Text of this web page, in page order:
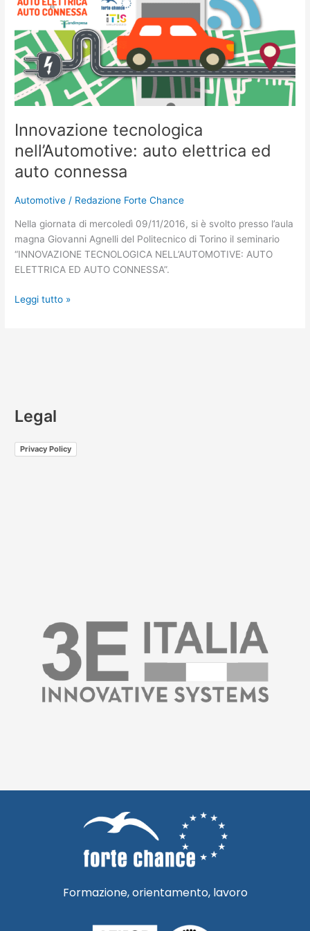
Innovazione tecnologica
nell’Automotive: auto elettrica ed
auto connessa
Automotive / Redazione Forte Chance
Nella giornata di mercoledì 09/11/2016, si è svolto presso l’aula
magna Giovanni Agnelli del Politecnico di Torino il seminario
“INNOVAZIONE TECNOLOGICA NELL’AUTOMOTIVE: AUTO
ELETTRICA ED AUTO CONNESSA”.
tecnologica
nell’Automotive:
auto
elettrica
ed
auto
connessa
Leggi tutto »
Legal
Privacy Policy
Formazione, orientamento, lavoro